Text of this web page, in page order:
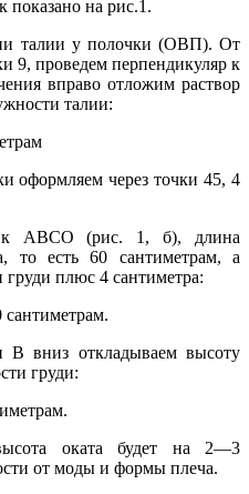
показано на рис.1.
талии у полочки (ОВП). От
9, проведем перпендикуляр к
вправо отложим раствор
талии:
оформляем через точки 45, 4
АВСО (рис. 1, б), длина
то есть 60 сантиметрам, а
плюс 4 сантиметра:
вниз откладываем высоту
груди:
оката будет на 2—3
от моды и формы плеча.